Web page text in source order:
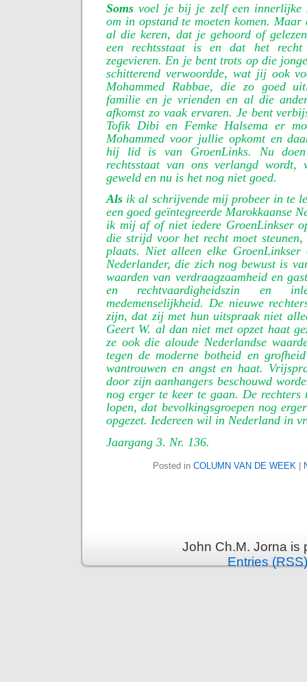
Soms voel je bij je zelf een innerlijke
om in opstand te moeten komen. Maar
al die keren, dat je gehoord of
een rechtsstaat is en dat het
zegevieren. En je bent trots op die
schitterend verwoordde, wat jij ook
Mohammed Rabbae, die zo goed
familie en je vrienden en al die
afkomst zo vaak ervaren. Je bent
Tofik Dibi en Femke Halsema er
Mohammed voor jullie opkomt en
hij lid is van GroenLinks. Nu
rechtsstaat van ons verlangd
geweld en nu is het nog niet goed.
Als ik al schrijvende mij probeer in te
een goed geïntegreerde Marokkaanse
ik mij af of niet iedere GroenLinkser
die strijd voor het recht moet
plaats. Niet alleen elke GroenLinkser
Nederlander, die zich nog bewust is
waarden van verdraagzaamheid en
en rechtvaardigheidszin en
medemenselijkheid. De nieuwe
zijn, dat zij met hun uitspraak niet
Geert W. al dan niet met opzet haat
ze ook die aloude Nederlandse
tegen de moderne botheid en
wantrouwen en angst en haat.
door zijn aanhangers beschouwd
nog erger te keer te gaan. De rechters
lopen, dat bevolkingsgroepen nog
opgezet. Iedereen wil in Nederland in
Jaargang 3. Nr. 136.
Posted in COLUMN VAN DE WEEK
John Ch.M. Jorna
Entries (RSS)